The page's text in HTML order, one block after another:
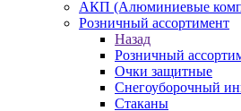
АКП (Алюминиевые
Розничный ассортимент
Назад
Розничный
Очки защитные
Снегоуборочный
Стаканы